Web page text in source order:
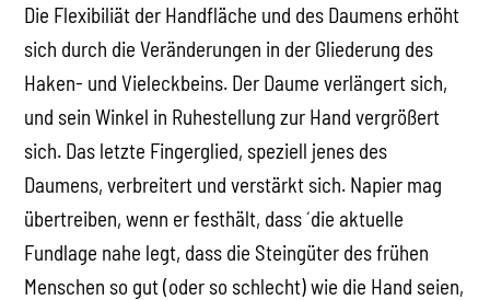
Die Flexibiliät der Handfläche und des Daumens erhöht
sich durch die Veränderungen in der Gliederung des
Haken- und Vieleckbeins. Der Daume verlängert sich,
und sein Winkel in Ruhestellung zur Hand vergrößert
sich. Das letzte Fingerglied, speziell jenes des
Daumens, verbreitert und verstärkt sich. Napier mag
übertreiben, wenn er festhält, dass ´die aktuelle
Fundlage nahe legt, dass die Steingüter des frühen
Menschen so gut (oder so schlecht) wie die Hand seien,